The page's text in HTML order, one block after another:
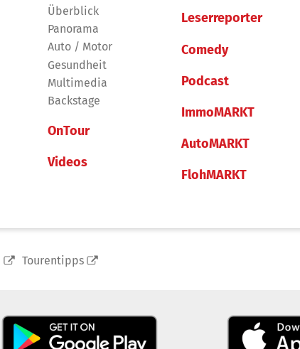
Überblick
Panorama
Auto / Motor
Gesundheit
Multimedia
Backstage
OnTour
Videos
Leserreporter
Comedy
Podcast
ImmoMARKT
AutoMARKT
FlohMARKT
Tourentipps